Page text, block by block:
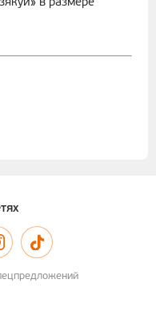
в размере